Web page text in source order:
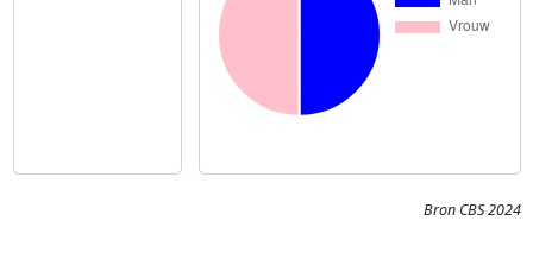
Bron CBS 2024